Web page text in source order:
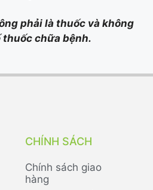
phải là thuốc và không
chữa bệnh.
CHÍNH SÁCH
Chính sách giao
hàng